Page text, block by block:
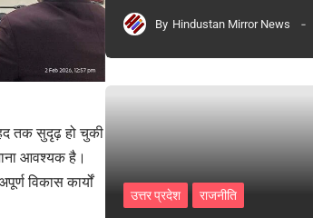
हद तक सुदृढ़ हो चुकी
आवश्यक है।
विकास कार्यों
By Hindustan Mirror News
उत्तर प्रदेश राजनीति